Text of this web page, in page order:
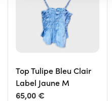
Top Tulipe Bleu Clair
Label Jaune M
65,00 €